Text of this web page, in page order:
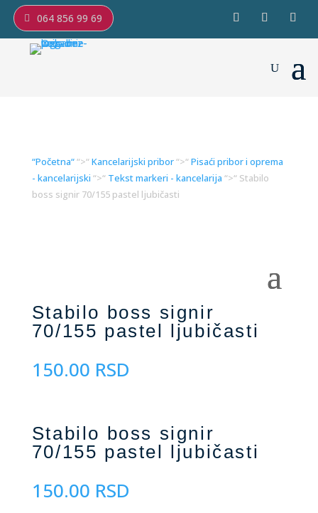
064 856 99 69
“Početna““>“Kancelarijski pribor“>“Pisaći pribor i oprema
- kancelarijski “>“ Tekst markeri - kancelarija “>“ Stabilo
boss signir 70/155 pastel ljubičasti
Stabilo boss signir
70/155 pastel ljubičasti
150.00 RSD
Stabilo boss signir
70/155 pastel ljubičasti
150.00 RSD